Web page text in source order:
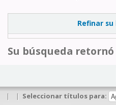
Refinar
Su búsqueda
| | Seleccionar títulos para: